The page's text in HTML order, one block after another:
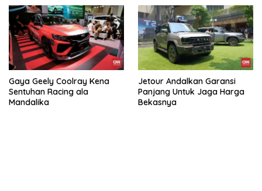
Gaya Geely Coolray Kena
Sentuhan Racing ala
Mandalika
Jetour Andalkan Garansi
Panjang Untuk Jaga Harga
Bekasnya